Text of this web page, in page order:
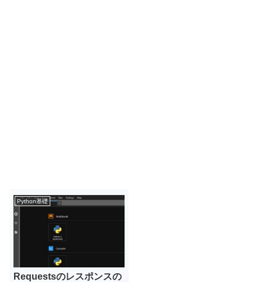
Python基礎
Requestsのレスポンスの